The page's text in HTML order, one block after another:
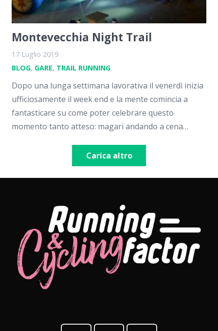
Montevecchia Night Trail
17 Luglio 2019
BLOG, GARE, TRAIL RUNNING
Dopo una lunga settimana lavorativa il venerdì inizia
ufficiosamente il week end e la mente comincia a
fantasticare su come poter celebrare questo
momento tanto atteso: magari andando a cena…
Carica altro